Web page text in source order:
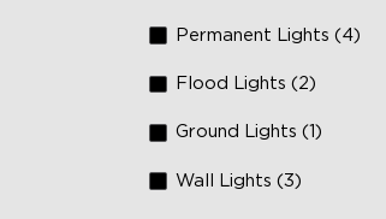
Permanent Lights (4)
Flood Lights (2)
Ground Lights (1)
Wall Lights (3)